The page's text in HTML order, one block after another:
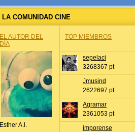
LA COMUNIDAD CINE
EL AUTOR DEL
DÍA
Esther A.l.
TOP MIEMBROS
sepelaci
3268367 pt
Jmusind
2622697 pt
Agramar
2361053 pt
jmporense